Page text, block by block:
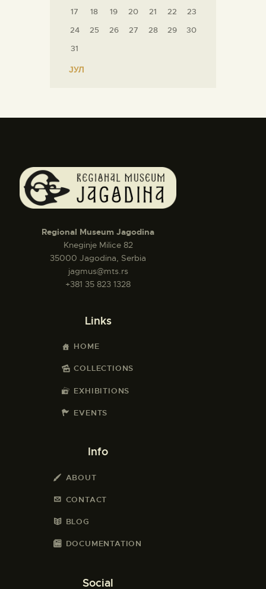
17
18 19 20 21 22
23
24
25 26 27 28 29
30
31
« ЈУЛ
Regional Museum Jagodina
Kneginje Milice 82
35000 Jagodina, Serbia
jagmus@mts.rs
+381 35 823 1328
Links
HOME
COLLECTIONS
EXHIBITIONS
EVENTS
Info
ABOUT
CONTACT
BLOG
DOCUMENTATION
Social